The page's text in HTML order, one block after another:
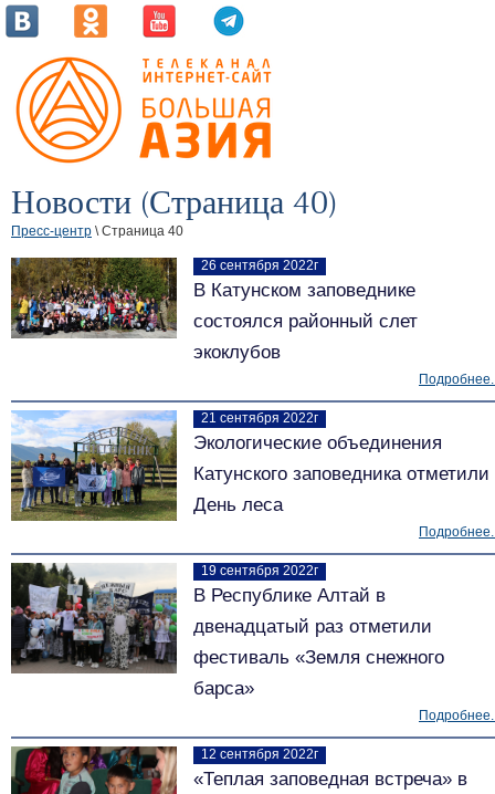
Новости (Страница 40)
Пресс-центр \ Страница 40
26 сентября 2022г
В Катунском заповеднике
состоялся районный слет
экоклубов
21 сентября 2022г
Экологические объединения
Катунского заповедника отметили
День леса
19 сентября 2022г
В Республике Алтай в
двенадцатый раз отметили
фестиваль «Земля снежного
барса»
12 сентября 2022г
«Теплая заповедная встреча» в